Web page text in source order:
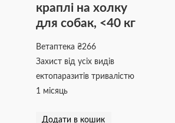
краплі на холку
для собак, <40 кг
Ветаптека₴266
Захист від усіх видів
ектопаразитів тривалістю
1 місяць
Додати в кошик